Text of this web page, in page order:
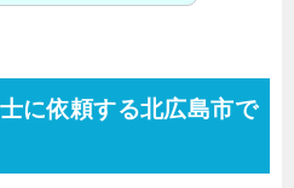
に依頼する北広島市で